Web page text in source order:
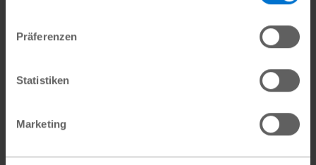
Präferenzen
Statistiken
Marketing
Mit der Mentorin zu großen
Seine Lehrerin und Mentorin, Miss Veronica,
Entwicklung gespielt: Sie hat sein Potenzial
erkannt. Gemeinsam gehen sie während ihrer